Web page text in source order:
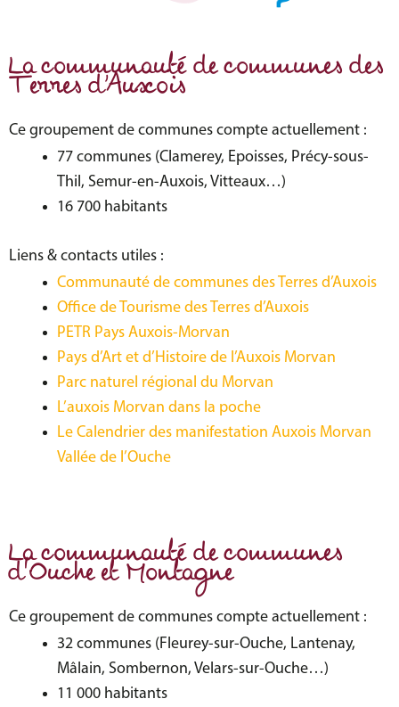
La communauté de communes des
Terres d’Auxois
Ce groupement de communes compte actuellement :
77 communes (Clamerey, Epoisses, Précy-sous-
Thil, Semur-en-Auxois, Vitteaux…)
16 700 habitants
Liens & contacts utiles :
Communauté de communes des Terres d’Auxois
Office de Tourisme des Terres d’Auxois
PETR Pays Auxois-Morvan
Pays d’Art et d’Histoire de l’Auxois Morvan
Parc naturel régional du Morvan
L’auxois Morvan dans la poche
Le Calendrier des manifestation Auxois Morvan
Vallée de l’Ouche
La communauté de communes
d'Ouche et Montagne
Ce groupement de communes compte actuellement :
32 communes (Fleurey-sur-Ouche, Lantenay,
Mâlain, Sombernon, Velars-sur-Ouche…)
11 000 habitants